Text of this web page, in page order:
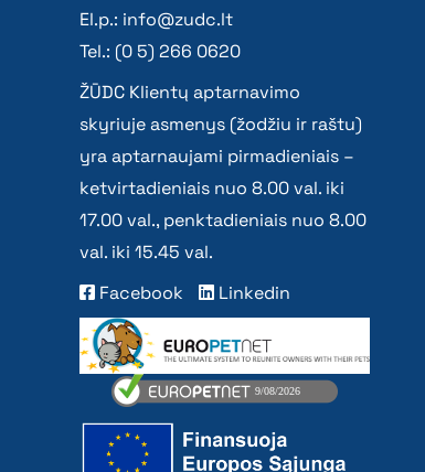
El.p.: info@zudc.lt
Tel.: (0 5) 266 0620
ŽŪDC Klientų aptarnavimo
skyriuje asmenys (žodžiu ir raštu)
yra aptarnaujami pirmadieniais –
ketvirtadieniais nuo 8.00 val. iki
17.00 val., penktadieniais nuo 8.00
val. iki 15.45 val.
Facebook
Linkedin